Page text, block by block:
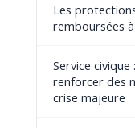
Les
remboursées
Service
renforcer des
crise majeure